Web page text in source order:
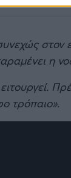
στον
η
τρόπαιο».